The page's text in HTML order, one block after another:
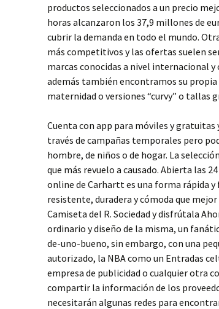
productos seleccionados a un precio
horas alcanzaron los 37,9 millones de
cubrir la demanda en todo el mundo.
más competitivos y las ofertas suelen
marcas conocidas a nivel internacional
además también encontramos su
maternidad o versiones “curvy” o tallas
Cuenta con app para móviles y
través de campañas temporales pero
hombre, de niños o de hogar. La
que más revuelo a causado. Abierta las
online de Carhartt es una forma rápida
resistente, duradera y cómoda que
Camiseta del R. Sociedad y disfrútala
ordinario y diseño de la misma, un
de-uno-bueno, sin embargo, con una
autorizado, la NBA como un Entradas
empresa de publicidad o cualquier otra
compartir la información de los
necesitarán algunas redes para